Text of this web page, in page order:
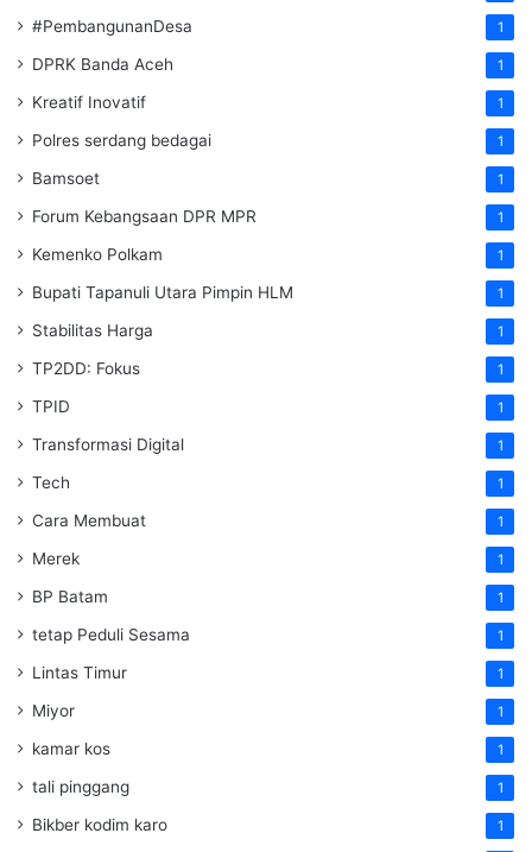
#PembangunanDesa 1
DPRK Banda Aceh 1
Kreatif Inovatif 1
Polres serdang bedagai 1
Bamsoet 1
Forum Kebangsaan DPR MPR 1
Kemenko Polkam 1
‎Bupati Tapanuli Utara Pimpin HLM 1
Stabilitas Harga 1
TP2DD: Fokus 1
TPID 1
Transformasi Digital 1
Tech 1
Cara Membuat 1
Merek 1
BP Batam 1
tetap Peduli Sesama 1
Lintas Timur 1
Miyor 1
kamar kos 1
tali pinggang 1
Bikber kodim karo 1